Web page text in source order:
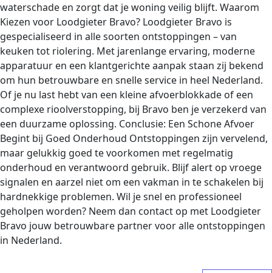
waterschade en zorgt dat je woning veilig blijft. Waarom
Kiezen voor Loodgieter Bravo? Loodgieter Bravo is
gespecialiseerd in alle soorten ontstoppingen – van
keuken tot riolering. Met jarenlange ervaring, moderne
apparatuur en een klantgerichte aanpak staan zij bekend
om hun betrouwbare en snelle service in heel Nederland.
Of je nu last hebt van een kleine afvoerblokkade of een
complexe rioolverstopping, bij Bravo ben je verzekerd van
een duurzame oplossing. Conclusie: Een Schone Afvoer
Begint bij Goed Onderhoud Ontstoppingen zijn vervelend,
maar gelukkig goed te voorkomen met regelmatig
onderhoud en verantwoord gebruik. Blijf alert op vroege
signalen en aarzel niet om een vakman in te schakelen bij
hardnekkige problemen. Wil je snel en professioneel
geholpen worden? Neem dan contact op met Loodgieter
Bravo jouw betrouwbare partner voor alle ontstoppingen
in Nederland.